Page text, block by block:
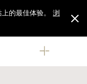
浏
的最佳体验。
浏